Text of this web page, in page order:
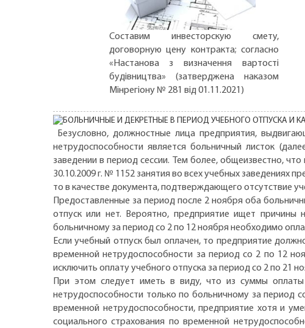
Составим инвесторскую смету,
договорную цену контракта; согласно
«Настанова з визначення вартості
будівництва» (затверджена наказом
Мінрегіону № 281 від 01.11.2021)
Безусловно, должностные лица предприятия,
нетрудоспособности является больничный листок
заведении в период сессии. Тем более, общеизвестно,
30.10.2009 г. № 1152 занятия во всех учебных заведениях
то в качестве документа, подтверждающего отсутствие
Предоставленные за период после 2 ноября оба
отпуск или нет. Вероятно, предприятие ищет причины
больничному за период со 2 по 12 ноября необходимо
Если учебный отпуск был оплачен, то предприятие
временной нетрудоспособности за период со 2 по 12
исключить оплату учебного отпуска за период со 2 по 21
При этом следует иметь в виду, что из суммы оплаты
нетрудоспособности только по больничному за период
временной нетрудоспособности, предприятие хотя и
социального страхования по временной